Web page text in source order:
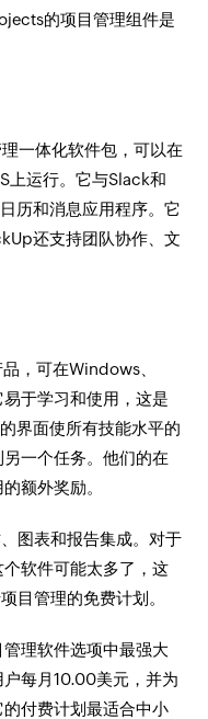
的项目管理组件是
一体化软件包，可以在
运行。它与Slack和
历和消息应用程序。它
还支持团队协作、文
，可在Windows、
于学习和使用，这是
界面使所有技能水平的
一个任务。他们的在
额外奖励。
图表和报告集成。对于
软件可能太多了，这
目管理的免费计划。
理软件选项中最强大
每月10.00美元，并为
付费计划最适合中小